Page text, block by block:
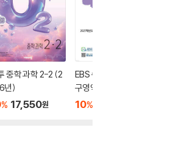
중학 과학 2-2 (2
년)
% 17,550원
EBS 수능완성 사회탐
구영역 사회·문화 (202
6년)
10%